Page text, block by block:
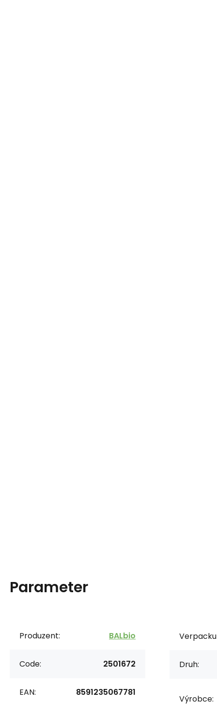
Parameter
Produzent: BALbio
Code: 2501672
EAN: 8591235067781
Druh:
Výrobce: